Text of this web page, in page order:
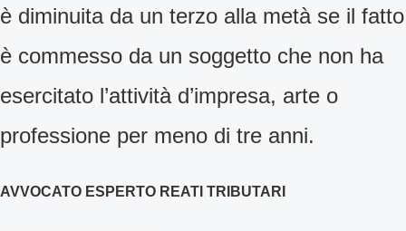
è diminuita da un terzo alla metà se il fatto
è commesso da un soggetto che non ha
esercitato l’attività d’impresa, arte o
professione per meno di tre anni.
AVVOCATO ESPERTO REATI TRIBUTARI